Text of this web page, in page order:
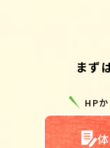
まず
HP